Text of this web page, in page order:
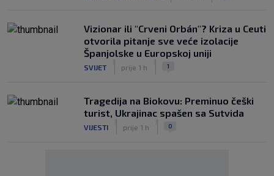
Vizionar ili "Crveni Orbán"? Kriza u Ceuti
otvorila pitanje sve veće izolacije
Španjolske u Europskoj uniji
SVIJET prije 1 h 1
Tragedija na Biokovu: Preminuo češki
turist, Ukrajinac spašen sa Sutvida
VIJESTI prije 1 h 0